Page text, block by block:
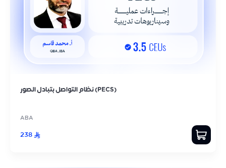
نظام التواصل بتبادل الصور (PECS)
ABA
238